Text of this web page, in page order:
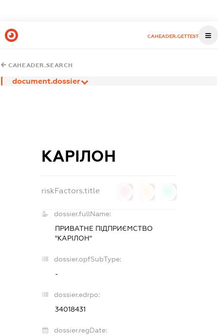
CAHEADER.GETTEST
CAHEADER.SEARCH
document.dossier
КАРІЛОН
riskFactors.title
dossier.fullName:
ПРИВАТНЕ ПІДПРИЄМСТВО
"КАРІЛОН"
dossier.opfSubType:
-
dossier.edrpo:
34018431
dossier.regDate: